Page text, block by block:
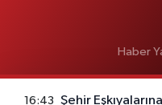
Haber
16:43 Şehir